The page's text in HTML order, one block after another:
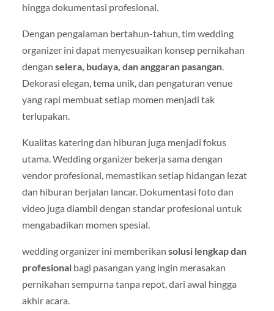
hingga dokumentasi profesional.
Dengan pengalaman bertahun-tahun, tim wedding
organizer ini dapat menyesuaikan konsep pernikahan
dengan selera, budaya, dan anggaran pasangan.
Dekorasi elegan, tema unik, dan pengaturan venue
yang rapi membuat setiap momen menjadi tak
terlupakan.
Kualitas katering dan hiburan juga menjadi fokus
utama. Wedding organizer bekerja sama dengan
vendor profesional, memastikan setiap hidangan lezat
dan hiburan berjalan lancar. Dokumentasi foto dan
video juga diambil dengan standar profesional untuk
mengabadikan momen spesial.
wedding organizer ini memberikan solusi lengkap dan
profesionalbagi pasangan yang ingin merasakan
pernikahan sempurna tanpa repot, dari awal hingga
akhir acara.